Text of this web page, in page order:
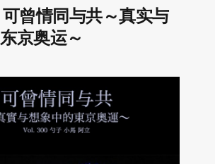
曾情同与共～真实与
京奥运～